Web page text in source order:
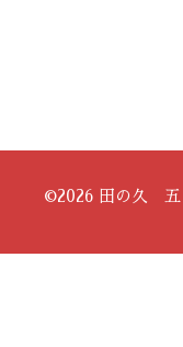
©2026 田の久 五